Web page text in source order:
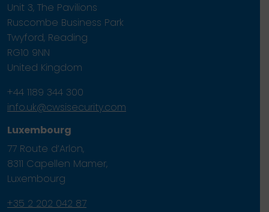
Unit 3, The Pavilions
Ruscombe Business Park
Twyford, Reading
RG10 9NN
United Kingdom
+44 1189 344 300
info.uk@cwsisecurity.com
Luxembourg
77 Route d’Arlon,
8311 Capellen Mamer,
Luxembourg
+35 2 202 042 87